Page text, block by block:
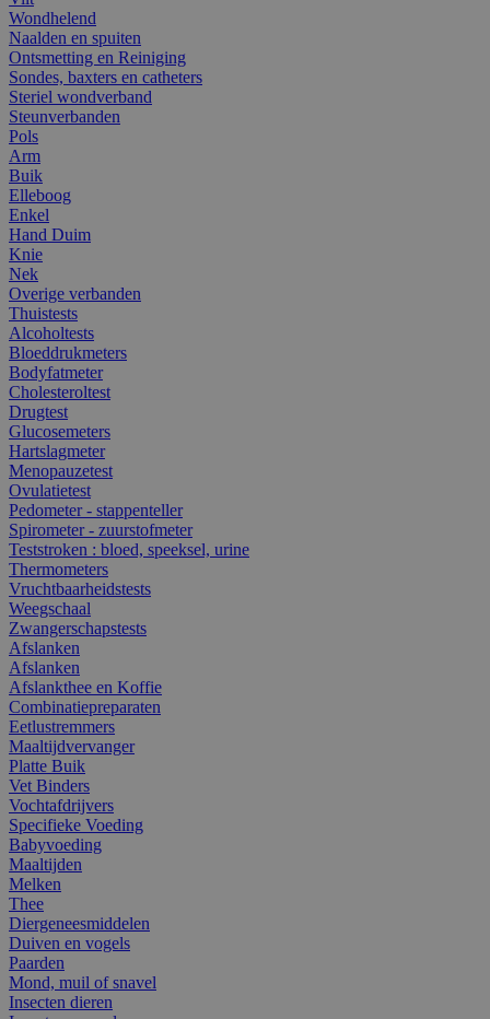
Wondhelend
Naalden en spuiten
Ontsmetting en Reiniging
Sondes, baxters en catheters
Steriel wondverband
Steunverbanden
Pols
Arm
Buik
Elleboog
Enkel
Hand Duim
Knie
Nek
Overige verbanden
Thuistests
Alcoholtests
Bloeddrukmeters
Bodyfatmeter
Cholesteroltest
Drugtest
Glucosemeters
Hartslagmeter
Menopauzetest
Ovulatietest
Pedometer - stappenteller
Spirometer - zuurstofmeter
Teststroken : bloed, speeksel, urine
Thermometers
Vruchtbaarheidstests
Weegschaal
Zwangerschapstests
Afslanken
Afslanken
Afslankthee en Koffie
Combinatiepreparaten
Eetlustremmers
Maaltijdvervanger
Platte Buik
Vet Binders
Vochtafdrijvers
Specifieke Voeding
Babyvoeding
Maaltijden
Melken
Thee
Diergeneesmiddelen
Duiven en vogels
Paarden
Mond, muil of snavel
Insecten dieren